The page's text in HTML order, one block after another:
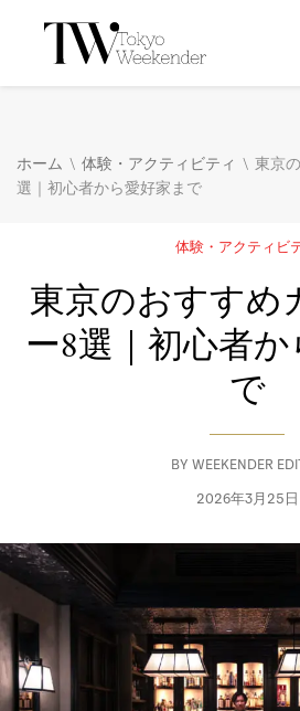
ホーム \ 体験・アクティビティ \ 東京
選｜初心者から愛好家まで
体験・アクティビ
東京のおすすめ
ー8選｜初心者
で
BY WEEKENDER
2026年3月25日